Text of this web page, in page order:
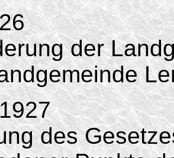
der
des